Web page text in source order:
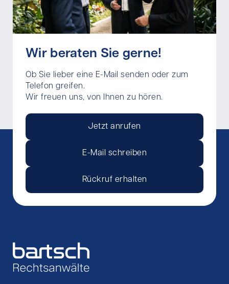
Wir beraten Sie gerne!
Ob Sie lieber eine E-Mail senden oder zum
Telefon greifen.
Wir freuen uns, von Ihnen zu hören.
Jetzt anrufen
E-Mail schreiben
Rückruf erhalten